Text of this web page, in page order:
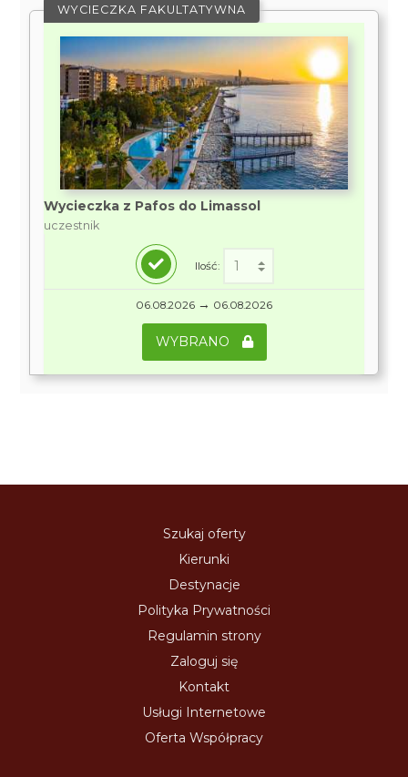
WYCIECZKA FAKULTATYWNA
Wycieczka z Pafos do Limassol
uczestnik
Ilość:
06.08.2026 → 06.08.2026
WYBRANO
Szukaj oferty
Kierunki
Destynacje
Polityka Prywatności
Regulamin strony
Zaloguj się
Kontakt
Usługi Internetowe
Oferta Współpracy